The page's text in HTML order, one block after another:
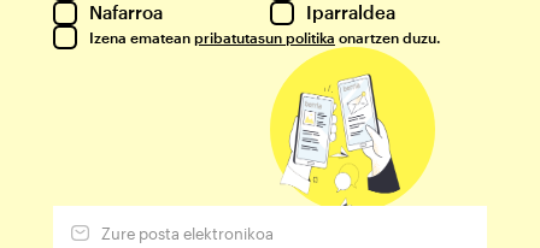
Nafarroa
Iparraldea
Izena ematean pribatutasun politika onartzen duzu.